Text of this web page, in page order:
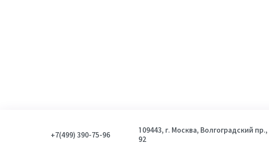
+7(499) 390-75-96
109443, г. Москва, Волгоградский пр.,
92